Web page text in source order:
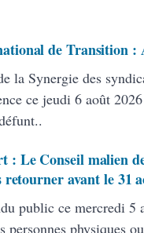
de Transition :
la Synergie des
ce jeudi 6 août
: Le Conseil malien
retourner avant le 31
public ce mercredi
physiques